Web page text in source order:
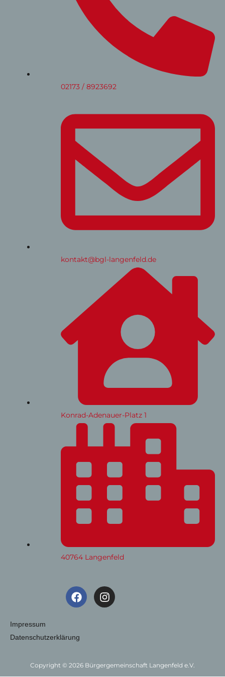
02173 / 8923692
kontakt@bgl-langenfeld.de
Konrad-Adenauer-Platz 1
40764 Langenfeld
F
a
b
o
k
I
n
a
Impressum
Datenschutzerklärung
Copyright © 2026 Bürgergemeinschaft Langenfeld e.V.